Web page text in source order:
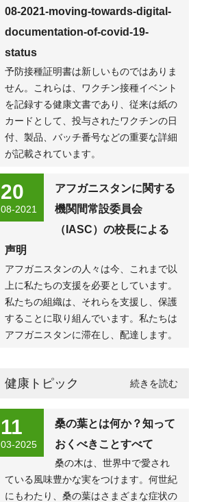
08-2021-moving-towards-digital-
documentation-of-covid-19-
status
予防接種証明書は新しいものではありま
せん。これらは、ワクチン接種イベント
を記録する健康文書であり、従来は紙の
カードとして、投与されたワクチンの日
付、製品、バッチ番号などの重要な詳細
が記載されています。
20
08-2021
アフガニスタンに関する
機関間常設委員会
（IASC）の校長による
声明
アフガニスタンの人々は今、これまで以
上に私たちの支援を必要としています。
私たちの組織は、それらを支援し、保護
することに取り組んでいます。私たちは
アフガニスタンに滞在し、配達します。
健康トピック 続きを読む
11
03-2025
桑の葉とは何か？知って
おくべきことすべて
桑の木は、世界中で愛され
ている風味豊かな実をつけます。何世紀
にもわたり、桑の葉はさまざまな症状の